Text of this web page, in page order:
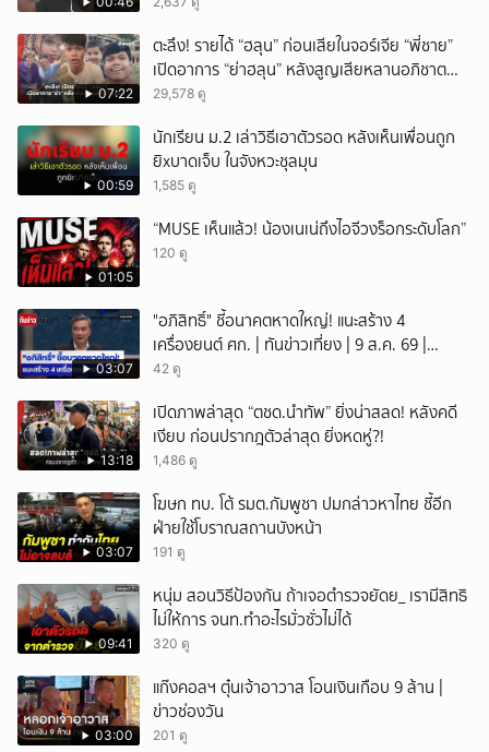
07:22
ตะลึง! รายได้ “ฮลุน” ก่อนเสียในจอร์เจีย “พี่ชาย”
เปิดอาการ “ย่าฮลุน” หลังสูญเสียหลานอภิชาต
บุตร!
29,578 ดู
00:59
นักเรียน ม.2 เล่าวิธีเอาตัวรอด หลังเห็นเพื่อนถูก
ยิxบาดเจ็บ ในจังหวะชุลมุน
1,585 ดู
01:05
“MUSE เห็นแล้ว! น้องเนเน่ถึงไอจีวงร็อกระดับโลก”
120 ดู
03:07
"อภิสิทธิ์" ชี้อนาคตหาดใหญ่! แนะสร้าง 4
เครื่องยนต์ ศก. | ทันข่าวเที่ยง | 9 ส.ค. 69 |
NationTV22
42 ดู
13:18
เปิดภาพล่าสุด “ตชด.นำทัพ” ยิ่งน่าสลด! หลังคดี
เงียบ ก่อนปรากฎตัวล่าสุด ยิ่งหดหู่?!
1,486 ดู
03:07
โฆษก ทบ. โต้ รมต.กัมพูชา ปมกล่าวหาไทย ชี้อีก
ฝ่ายใช้โบราณสถานบังหน้า
191 ดู
09:41
หนุ่ม สอนวิธีป้องกัน ถ้าเจอตำรวจยัดย_ เรามีสิทธิ
ไม่ให้การ จนท.ทำอะไรมั่วซั่วไม่ได้
320 ดู
03:00
แก๊งคอลฯ ตุ๋นเจ้าอาวาส โอนเงินเกือบ 9 ล้าน |
ข่าวช่องวัน
201 ดู